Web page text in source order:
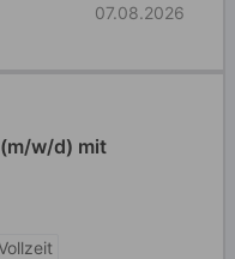
07.08.2026
w/d) mit